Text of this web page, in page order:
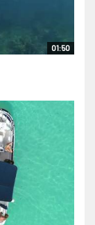
01:50